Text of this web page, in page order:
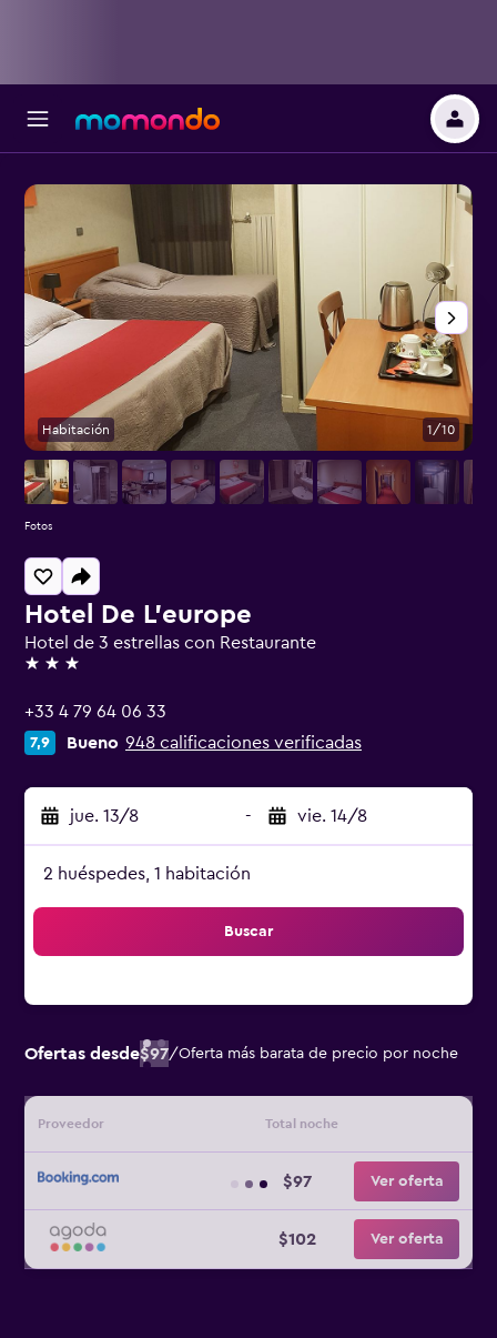
Hotel De L'europe
Hotel de 3 estrellas con Restaurante
3 estrellas
+33 4 79 64 06 33
7,9 Bueno 948 calificaciones verificadas
jue. 13/8 - vie. 14/8
2 huéspedes, 1 habitación
Buscar
Ofertas desde$97/Oferta más barata de precio por noche
Proveedor Total noche
$97 Ver oferta
$102 Ver oferta
Habitación 1/10
Fotos